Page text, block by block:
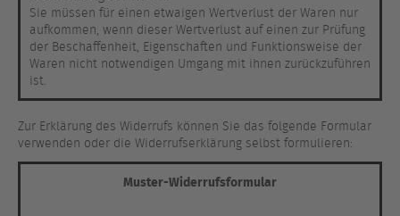
Sie müssen für einen etwaigen Wertverlust der Waren nur
aufkommen, wenn dieser Wertverlust auf einen zur Prüfung
der Beschaffenheit, Eigenschaften und Funktionsweise der
Waren nicht notwendigen Umgang mit ihnen zurückzuführen
ist.
Zur Erklärung des Widerrufs können Sie das folgende Formular
verwenden oder die Widerrufserklärung selbst formulieren:
Muster-Widerrufsformular